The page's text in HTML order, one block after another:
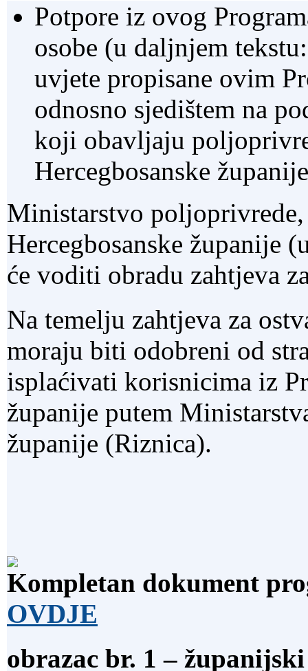
Potpore iz ovog
osobe (u daljnjem
uvjete propisane ovim
odnosno sjedištem na
koji obavljaju
Hercegbosanske
Ministarstvo
Hercegbosanske županije
će voditi obradu zahtjeva
Na temelju zahtjeva za
moraju biti odobreni od
isplaćivati korisnicima iz
županije putem
županije (Riznica).
Kompletan dokument
OVDJE
obrazac br. 1 –